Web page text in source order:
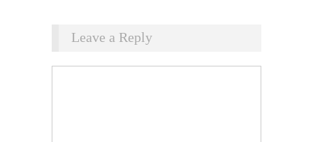
Leave a Reply